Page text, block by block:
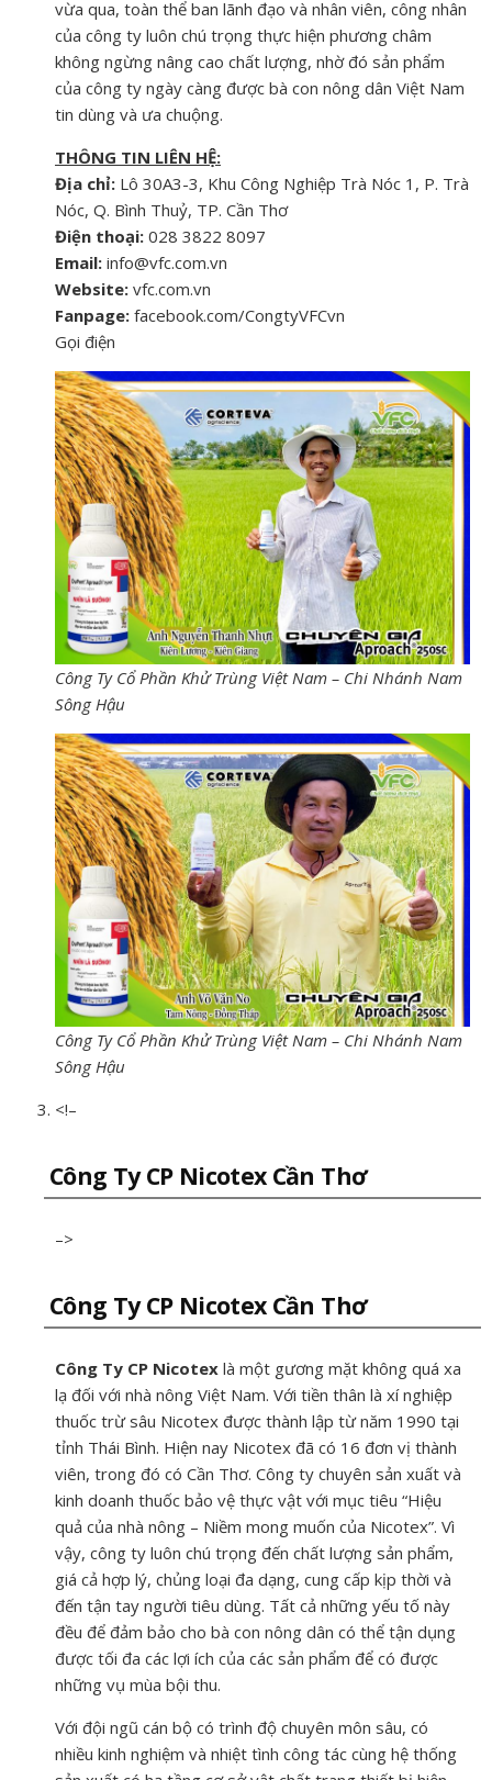
vừa qua, toàn thể ban lãnh đạo và nhân viên, công nhân
của công ty luôn chú trọng thực hiện phương châm
không ngừng nâng cao chất lượng, nhờ đó sản phẩm
của công ty ngày càng được bà con nông dân Việt Nam
tin dùng và ưa chuộng.
THÔNG TIN LIÊN HỆ:
Địa chỉ: Lô 30A3-3, Khu Công Nghiệp Trà Nóc 1, P. Trà
Nóc, Q. Bình Thuỷ, TP. Cần Thơ
Điện thoại: 028 3822 8097
Email: info@vfc.com.vn
Website: vfc.com.vn
Fanpage: facebook.com/CongtyVFCvn
Gọi điện
Công Ty Cổ Phần Khử Trùng Việt Nam – Chi Nhánh Nam
Sông Hậu
Công Ty Cổ Phần Khử Trùng Việt Nam – Chi Nhánh Nam
Sông Hậu
<!–
Công Ty CP Nicotex Cần Thơ
–>
Công Ty CP Nicotex Cần Thơ
Công Ty CP Nicotex là một gương mặt không quá xa
lạ đối với nhà nông Việt Nam. Với tiền thân là xí nghiệp
thuốc trừ sâu Nicotex được thành lập từ năm 1990 tại
tỉnh Thái Bình. Hiện nay Nicotex đã có 16 đơn vị thành
viên, trong đó có Cần Thơ. Công ty chuyên sản xuất và
kinh doanh thuốc bảo vệ thực vật với mục tiêu “Hiệu
quả của nhà nông – Niềm mong muốn của Nicotex”. Vì
vậy, công ty luôn chú trọng đến chất lượng sản phẩm,
giá cả hợp lý, chủng loại đa dạng, cung cấp kịp thời và
đến tận tay người tiêu dùng. Tất cả những yếu tố này
đều để đảm bảo cho bà con nông dân có thể tận dụng
được tối đa các lợi ích của các sản phẩm để có được
những vụ mùa bội thu.
Với đội ngũ cán bộ có trình độ chuyên môn sâu, có
nhiều kinh nghiệm và nhiệt tình công tác cùng hệ thống